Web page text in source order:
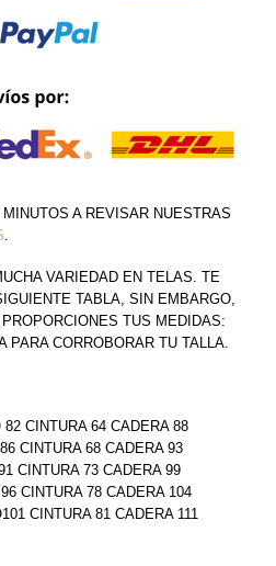
A REVISAR NUESTRAS
VARIEDAD EN TELAS. TE
TABLA, SIN EMBARGO,
TUS MEDIDAS:
PARA CORROBORAR TU TALLA.
CINTURA 64 CADERA 88
CINTURA 68 CADERA 93
CINTURA 73 CADERA 99
CINTURA 78 CADERA 104
CINTURA 81 CADERA 111